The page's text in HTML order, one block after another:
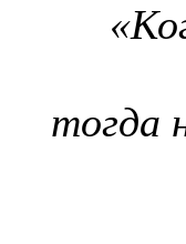
тогда